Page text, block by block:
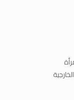
المرأة